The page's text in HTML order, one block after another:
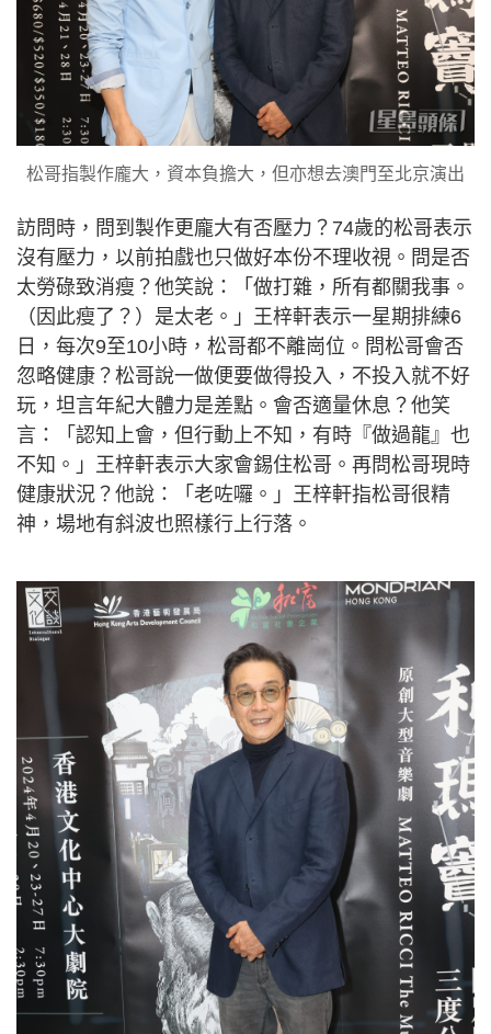
松哥指製作龐大，資本負擔大，但亦想去澳門至北京演出
訪問時，問到製作更龐大有否壓力？74歲的松哥表示
沒有壓力，以前拍戲也只做好本份不理收視。問是否
太勞碌致消瘦？他笑說：「做打雜，所有都關我事。
（因此瘦了？）是太老。」王梓軒表示一星期排練6
日，每次9至10小時，松哥都不離崗位。問松哥會否
忽略健康？松哥說一做便要做得投入，不投入就不好
玩，坦言年紀大體力是差點。會否適量休息？他笑
言：「認知上會，但行動上不知，有時『做過龍』也
不知。」王梓軒表示大家會錫住松哥。再問松哥現時
健康狀況？他說：「老咗囉。」王梓軒指松哥很精
神，場地有斜波也照樣行上行落。